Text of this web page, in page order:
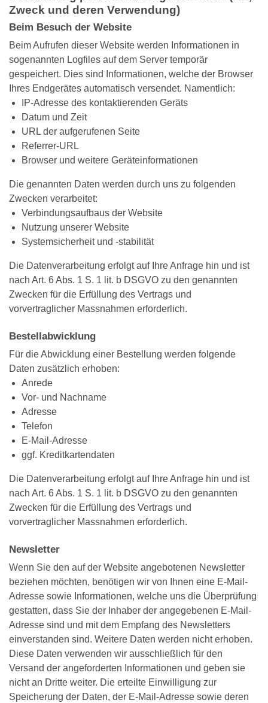
Zweck und deren Verwendung)
Beim Besuch der Website
Beim Aufrufen dieser Website werden Informationen in
sogenannten Logfiles auf dem Server temporär
gespeichert. Dies sind Informationen, welche der Browser
Ihres Endgerätes automatisch versendet. Namentlich:
IP-Adresse des kontaktierenden Geräts
Datum und Zeit
URL der aufgerufenen Seite
Referrer-URL
Browser und weitere Geräteinformationen
Die genannten Daten werden durch uns zu folgenden
Zwecken verarbeitet:
Verbindungsaufbaus der Website
Nutzung unserer Website
Systemsicherheit und -stabilität
Die Datenverarbeitung erfolgt auf Ihre Anfrage hin und ist
nach Art. 6 Abs. 1 S. 1 lit. b DSGVO zu den genannten
Zwecken für die Erfüllung des Vertrags und
vorvertraglicher Massnahmen erforderlich.
Bestellabwicklung
Für die Abwicklung einer Bestellung werden folgende
Daten zusätzlich erhoben:
Anrede
Vor- und Nachname
Adresse
Telefon
E-Mail-Adresse
ggf. Kreditkartendaten
Die Datenverarbeitung erfolgt auf Ihre Anfrage hin und ist
nach Art. 6 Abs. 1 S. 1 lit. b DSGVO zu den genannten
Zwecken für die Erfüllung des Vertrags und
vorvertraglicher Massnahmen erforderlich.
Newsletter
Wenn Sie den auf der Website angebotenen Newsletter
beziehen möchten, benötigen wir von Ihnen eine E-Mail-
Adresse sowie Informationen, welche uns die Überprüfung
gestatten, dass Sie der Inhaber der angegebenen E-Mail-
Adresse sind und mit dem Empfang des Newsletters
einverstanden sind. Weitere Daten werden nicht erhoben.
Diese Daten verwenden wir ausschließlich für den
Versand der angeforderten Informationen und geben sie
nicht an Dritte weiter. Die erteilte Einwilligung zur
Speicherung der Daten, der E-Mail-Adresse sowie deren